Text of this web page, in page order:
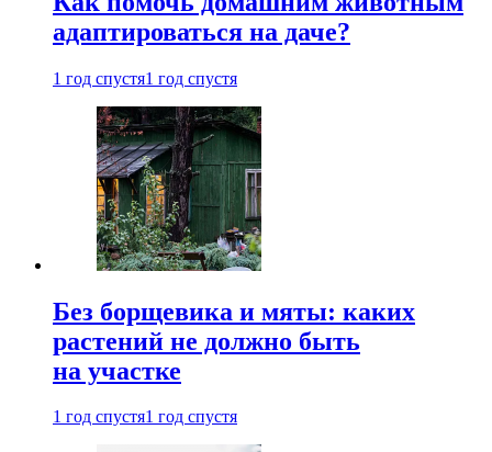
адаптироваться на даче?
1 год спустя1 год спустя
Без борщевика и мяты: каких
растений не должно быть
на участке
1 год спустя1 год спустя